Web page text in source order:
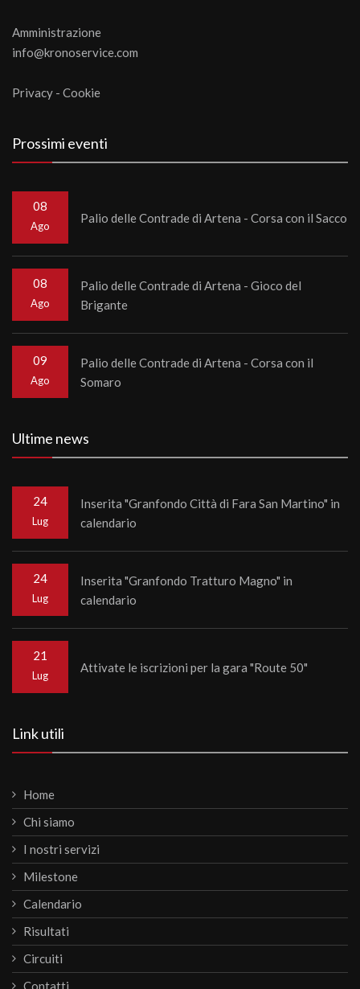
Amministrazione
info@kronoservice.com
Privacy - Cookie
Prossimi eventi
08
Ago
Palio delle Contrade di Artena - Corsa con il Sacco
08
Ago
Palio delle Contrade di Artena - Gioco del
Brigante
09
Ago
Palio delle Contrade di Artena - Corsa con il
Somaro
Ultime news
24
Lug
Inserita "Granfondo Città di Fara San Martino" in
calendario
24
Lug
Inserita "Granfondo Tratturo Magno" in
calendario
21
Lug
Attivate le iscrizioni per la gara "Route 50"
Link utili
Home
Chi siamo
I nostri servizi
Milestone
Calendario
Risultati
Circuiti
Contatti